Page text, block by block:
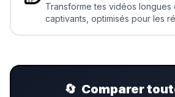
Transforme tes vidéos longues
captivants, optimisés pour les
🔄 Comparer